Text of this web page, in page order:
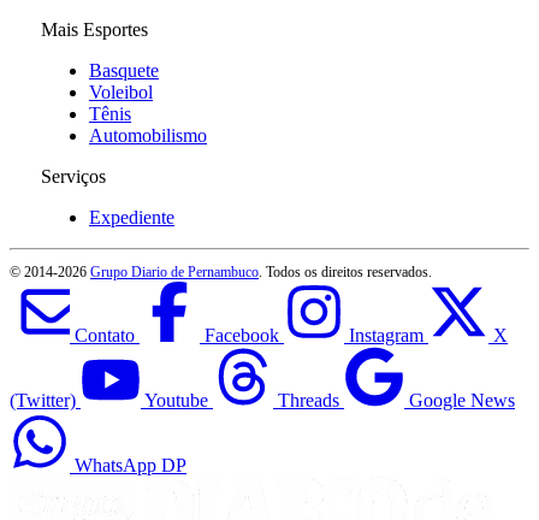
Mais Esportes
Basquete
Voleibol
Tênis
Automobilismo
Serviços
Expediente
© 2014-2026 Grupo Diario de Pernambuco . Todos os direitos reservados.
Contato Facebook Instagram X
(Twitter) Youtube Threads Google News
WhatsApp DP